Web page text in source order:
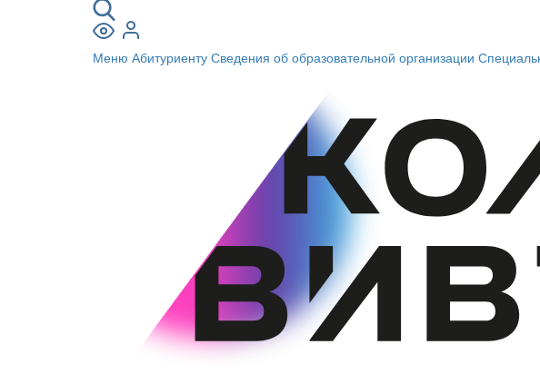
Меню Абитуриенту Сведения об образовательной организации